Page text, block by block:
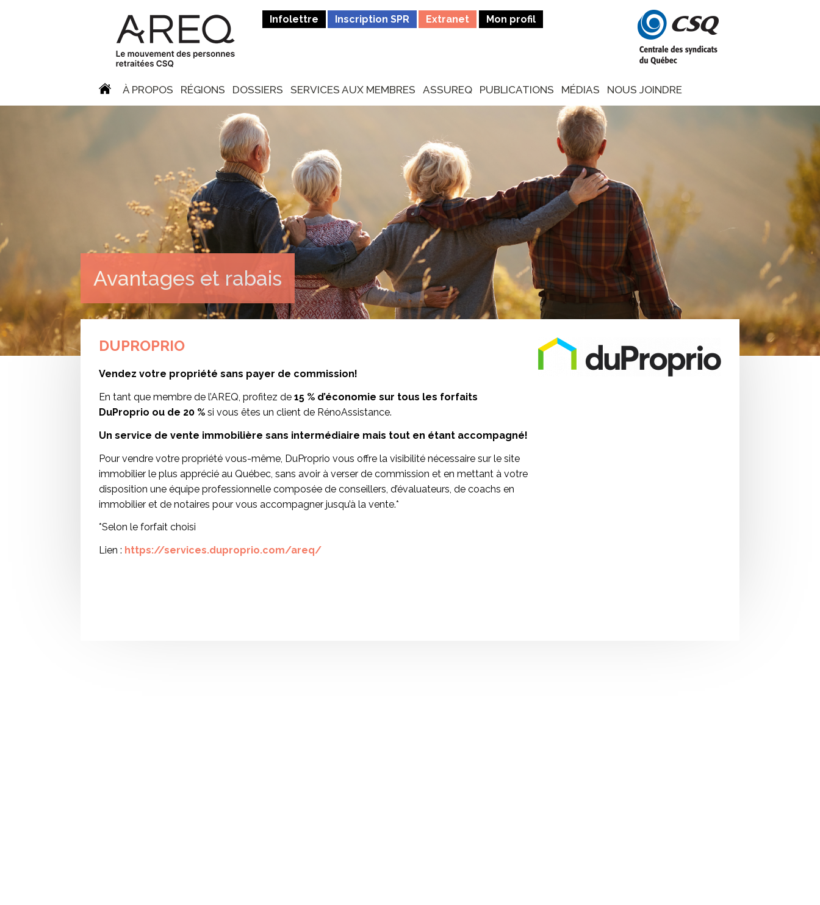
Infolettre Inscription SPR Extranet Mon profil
À PROPOS RÉGIONS DOSSIERS SERVICES AUX MEMBRES ASSUREQ PUBLICATIONS MÉDIAS NOUS JOINDRE
Avantages et rabais
DUPROPRIO
Vendez votre propriété sans payer de commission!
En tant que membre de l’AREQ, profitez de 15 % d’économie sur tous les forfaits
DuProprio ou de 20 % si vous êtes un client de RénoAssistance.
Un service de vente immobilière sans intermédiaire mais tout en étant accompagné!
Pour vendre votre propriété vous-même, DuProprio vous offre la visibilité nécessaire sur le site
immobilier le plus apprécié au Québec, sans avoir à verser de commission et en mettant à votre
disposition une équipe professionnelle composée de conseillers, d’évaluateurs, de coachs en
immobilier et de notaires pour vous accompagner jusqu’à la vente.*
*Selon le forfait choisi
Lien : https://services.duproprio.com/areq/